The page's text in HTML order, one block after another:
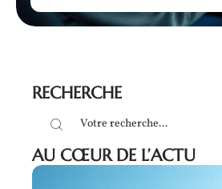
RECHERCHE
AU CŒUR DE L’ACTU